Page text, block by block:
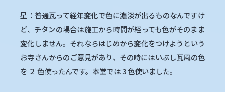
星：普通瓦って経年変化で色に濃淡が出るものなんですけ
ど、チタンの場合は施工から時間が経っても色がそのまま
変化しません。それならはじめから変化をつけようという
お寺さんからのご意見があり、その時にはいぶし瓦風の色
を ２ 色使ったんです。本堂では 3 色使いました。